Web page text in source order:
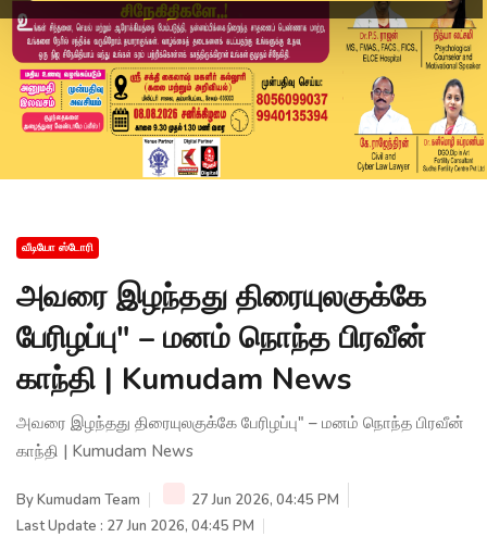
வீடியோ ஸ்டோரி
அவரை இழந்தது திரையுலகுக்கே
பேரிழப்பு" – மனம் நொந்த பிரவீன்
காந்தி | Kumudam News
அவரை இழந்தது திரையுலகுக்கே பேரிழப்பு" – மனம் நொந்த பிரவீன்
காந்தி | Kumudam News
ByKumudam Team
27 Jun 2026, 04:45 PM
Last Update : 27 Jun 2026, 04:45 PM